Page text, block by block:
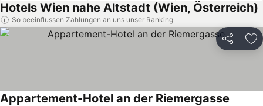
Hotels Wien nahe Altstadt (Wien, Österreich)
So beeinflussen Zahlungen an uns unser Ranking
Teilen
Appartement-Hotel an der Riemergasse